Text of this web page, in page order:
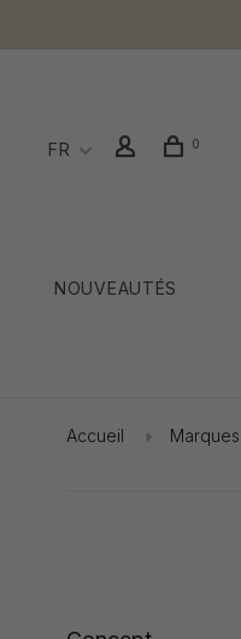
FR 0
NOUVEAUTÉS
Accueil Marques